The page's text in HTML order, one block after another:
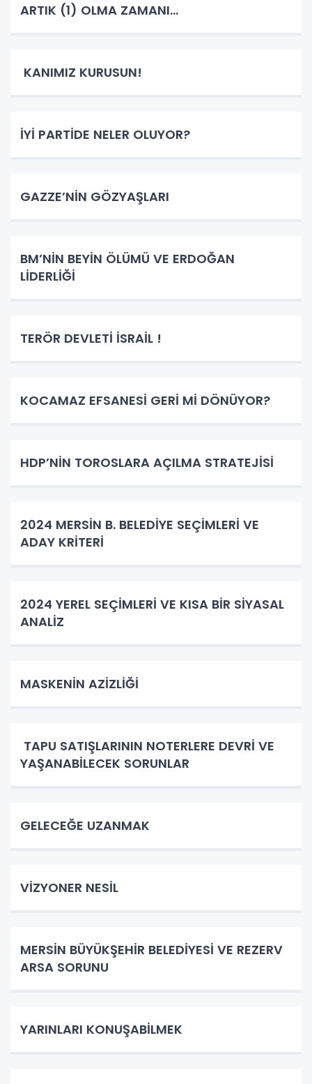
ARTIK (1) OLMA ZAMANI…
KANIMIZ KURUSUN!
İYİ PARTİDE NELER OLUYOR?
GAZZE’NİN GÖZYAŞLARI
BM’NİN BEYİN ÖLÜMÜ VE ERDOĞAN
LİDERLİĞİ
TERÖR DEVLETİ İSRAİL !
KOCAMAZ EFSANESİ GERİ Mİ DÖNÜYOR?
HDP’NİN TOROSLARA AÇILMA STRATEJİSİ
2024 MERSİN B. BELEDİYE SEÇİMLERİ VE
ADAY KRİTERİ
2024 YEREL SEÇİMLERİ VE KISA BİR SİYASAL
ANALİZ
MASKENİN AZİZLİĞİ
TAPU SATIŞLARININ NOTERLERE DEVRİ VE
YAŞANABİLECEK SORUNLAR
GELECEĞE UZANMAK
VİZYONER NESİL
MERSİN BÜYÜKŞEHİR BELEDİYESİ VE REZERV
ARSA SORUNU
YARINLARI KONUŞABİLMEK